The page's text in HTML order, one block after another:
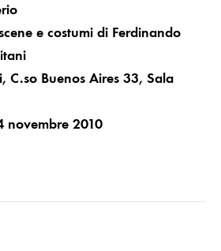
e costumi di Ferdinando
C.so Buenos Aires 33, Sala
novembre 2010